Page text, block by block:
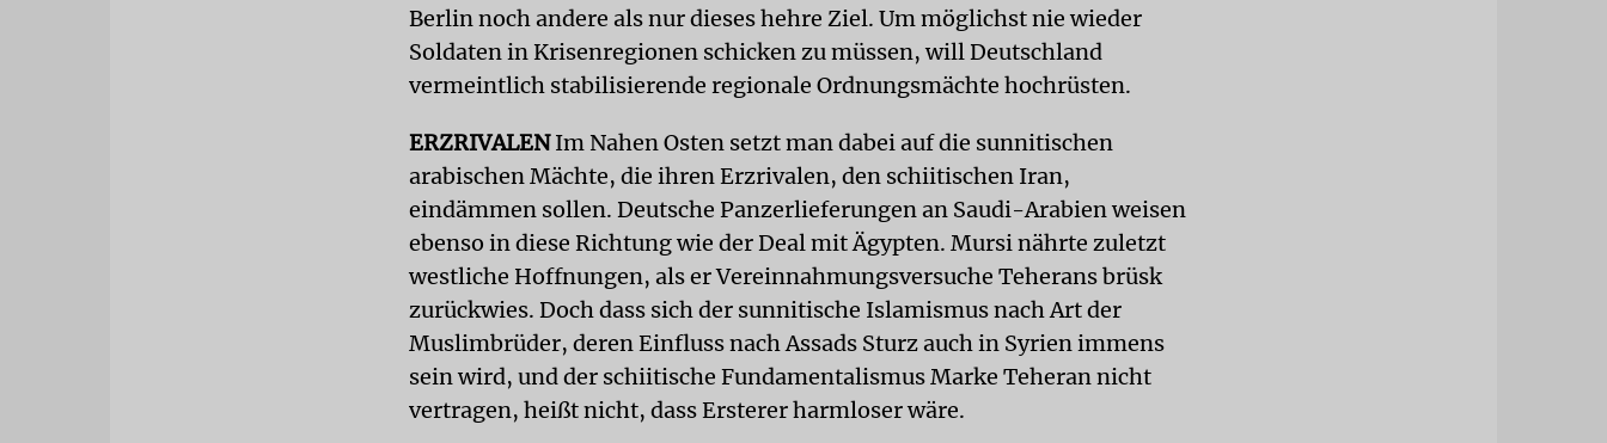
Berlin noch andere als nur dieses hehre Ziel. Um möglichst nie wieder
Soldaten in Krisenregionen schicken zu müssen, will Deutschland
vermeintlich stabilisierende regionale Ordnungsmächte hochrüsten.
ERZRIVALENIm Nahen Osten setzt man dabei auf die sunnitischen
arabischen Mächte, die ihren Erzrivalen, den schiitischen Iran,
eindämmen sollen. Deutsche Panzerlieferungen an Saudi-Arabien weisen
ebenso in diese Richtung wie der Deal mit Ägypten. Mursi nährte zuletzt
westliche Hoffnungen, als er Vereinnahmungsversuche Teherans brüsk
zurückwies. Doch dass sich der sunnitische Islamismus nach Art der
Muslimbrüder, deren Einfluss nach Assads Sturz auch in Syrien immens
sein wird, und der schiitische Fundamentalismus Marke Teheran nicht
vertragen, heißt nicht, dass Ersterer harmloser wäre.